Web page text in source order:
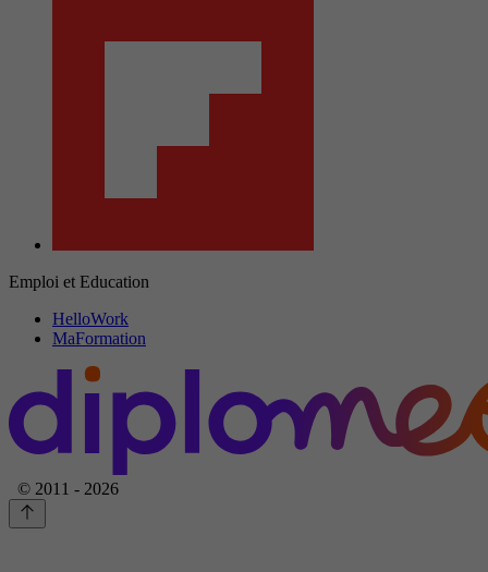
Emploi et Education
HelloWork
MaFormation
© 2011 - 2026